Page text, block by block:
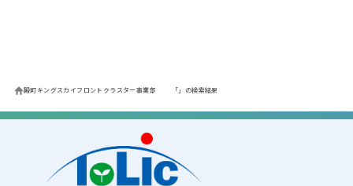
殿町キングスカイフロントクラスター事業部 「」の検索結果